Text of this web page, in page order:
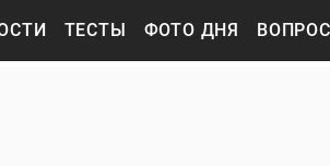
ТЕСТЫ ФОТО ДНЯ